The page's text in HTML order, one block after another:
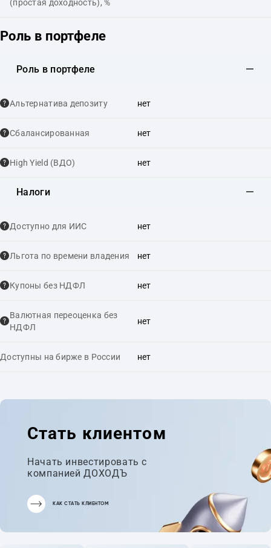
(простая доходность), %
Роль в портфеле
Роль в портфеле
Альтернатива депозиту нет
Сбалансированная нет
High Yield (ВДО) нет
Налоги
Доступно для ИИС нет
Льгота по времени владения нет
Купоны без НДФЛ нет
Валютная переоценка без
НДФЛ
нет
Доступны на бирже в России нет
Стать клиентом
Начать инвестировать с
компанией ДОХОДЪ
КАК СТАТЬ КЛИЕНТОМ